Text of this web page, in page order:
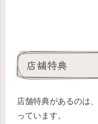
店舗特典
店舗特典があるのは
っています。